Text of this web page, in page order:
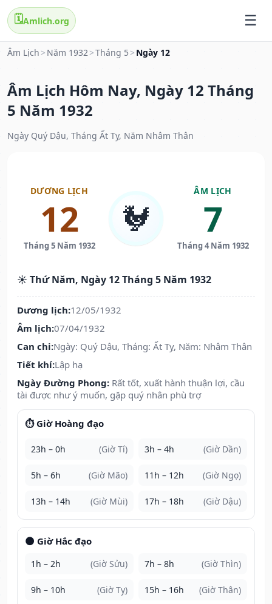
🗓️Amlich.org
Âm Lịch > Năm 1932>Tháng 5 > Ngày 12
Âm Lịch Hôm Nay, Ngày 12 Tháng
5 Năm 1932
Ngày Quý Dậu, Tháng Ất Tỵ, Năm Nhâm Thân
DƯƠNG LỊCH
12
Tháng 5 Năm 1932
🐓
ÂM LỊCH
7
Tháng 4 Năm 1932
☀️ Thứ Năm, Ngày 12 Tháng 5 Năm 1932
Dương lịch:12/05/1932
Âm lịch:07/04/1932
Can chi:Ngày: Quý Dậu, Tháng: Ất Tỵ, Năm: Nhâm Thân
Tiết khí:Lập hạ
Ngày Đường Phong: Rất tốt, xuất hành thuận lợi, cầu
tài được như ý muốn, gặp quý nhân phù trợ
⏱️ Giờ Hoàng đạo
23h – 0h (Giờ Tí) 3h – 4h (Giờ Dần)
5h – 6h (Giờ Mão) 11h – 12h (Giờ Ngọ)
13h – 14h (Giờ Mùi) 17h – 18h (Giờ Dậu)
🌑 Giờ Hắc đạo
1h – 2h (Giờ Sửu) 7h – 8h (Giờ Thìn)
9h – 10h (Giờ Tỵ) 15h – 16h (Giờ Thân)